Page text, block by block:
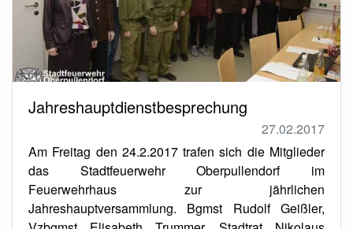
Jahreshauptdienstbesprechung
27.02.2017
Am Freitag den 24.2.2017 trafen sich die Mitglieder
das Stadtfeuerwehr Oberpullendorf im
Feuerwehrhaus zur jährlichen
Jahreshauptversammlung. Bgmst Rudolf Geißler,